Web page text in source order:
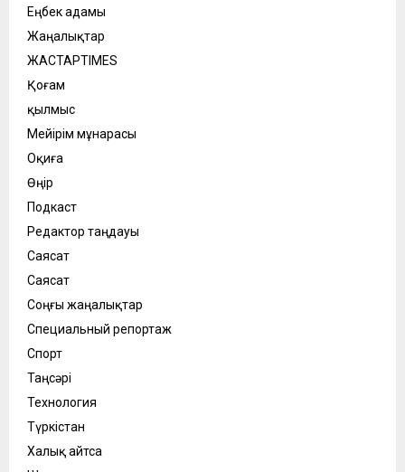
Еңбек адамы
Жаңалықтар
ЖАСТАРTIMES
Қоғам
қылмыс
Мейірім мұнарасы
Оқиға
Өңір
Подкаст
Редактор таңдауы
Саясат
Саясат
Соңғы жаңалықтар
Специальный репортаж
Спорт
Таңсәрі
Технология
Түркістан
Халық айтса